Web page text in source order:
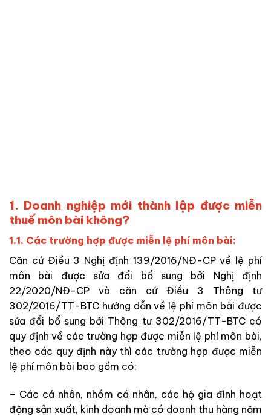
1. Doanh nghiệp mới thành lập được miễn
thuế môn bài không?
1.1. Các trường hợp được miễn lệ phí môn bài:
Căn cứ Điều 3 Nghị định 139/2016/NĐ-CP về lệ phí
môn bài được sửa đổi bổ sung bởi Nghị định
22/2020/NĐ-CP và căn cứ Điều 3 Thông tư
302/2016/TT-BTC hướng dẫn về lệ phí môn bài được
sửa đổi bổ sung bởi Thông tư 302/2016/TT-BTC có
quy định về các trường hợp được miễn lệ phí môn bài,
theo các quy định này thì các trường hợp được miễn
lệ phí môn bài bao gồm có:
– Các cá nhân, nhóm cá nhân, các hộ gia đình hoạt
động sản xuất, kinh doanh mà có doanh thu hàng năm